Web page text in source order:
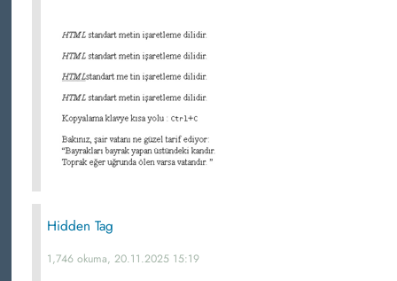
Hidden Tag
1,746 okuma, 20.11.2025 15:19